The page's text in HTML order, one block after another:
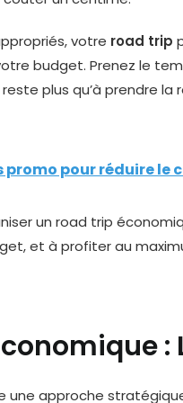
votre road trip
budget. Prenez le
plus qu’à prendre
pour réduire le
:
une approche